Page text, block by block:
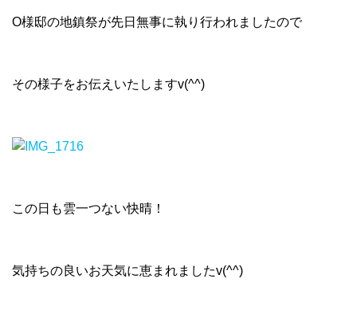
O様邸の地鎮祭が先日無事に執り行われましたので
その様子をお伝えいたしますv(^^)
この日も雲一つない快晴！
気持ちの良いお天気に恵まれましたv(^^)